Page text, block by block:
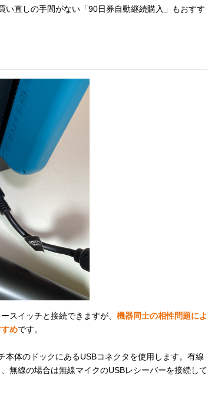
い直しの手間がない「90日券自動継続購入」もおすす
スイッチと接続できますが、 機器同士の相性問題によ
めです。
体のドックにあるUSBコネクタを使用します。有線
無線の場合は無線マイクのUSBレシーバーを接続して